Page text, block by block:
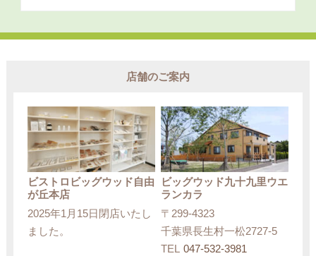
店舗のご案内
ビストロビッグウッド自由
が丘本店
2025年1月15日閉店いたし
ました。
ビッグウッド九十九里ウエ
ランカラ
〒299-4323
千葉県長生村一松2727-5
TEL 047-532-3981